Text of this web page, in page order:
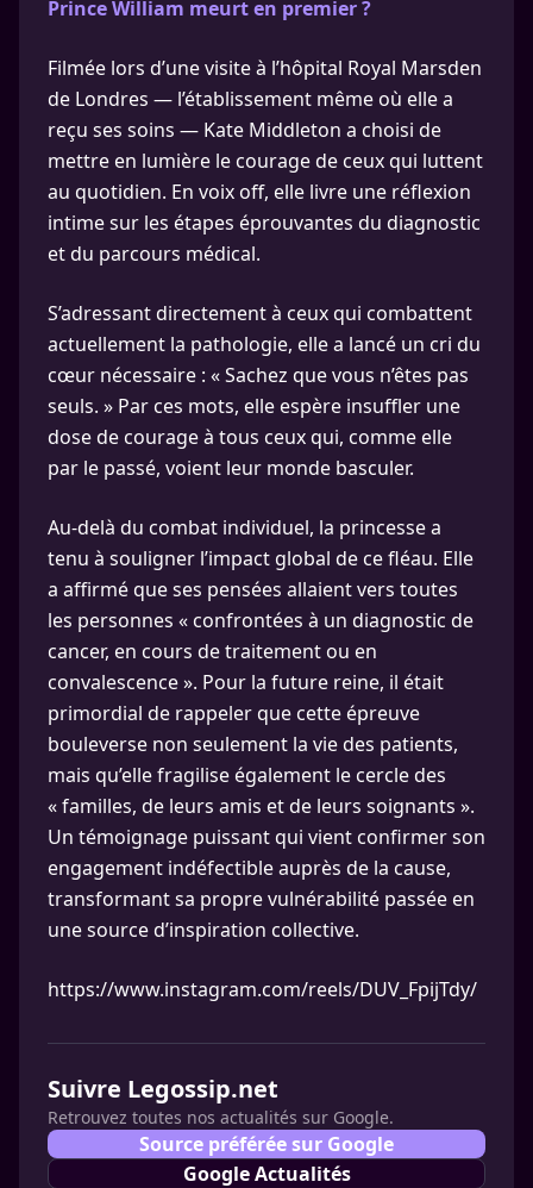
Prince William meurt en premier ?
Filmée lors d’une visite à l’hôpital Royal Marsden
de Londres — l’établissement même où elle a
reçu ses soins — Kate Middleton a choisi de
mettre en lumière le courage de ceux qui luttent
au quotidien. En voix off, elle livre une réflexion
intime sur les étapes éprouvantes du diagnostic
et du parcours médical.
S’adressant directement à ceux qui combattent
actuellement la pathologie, elle a lancé un cri du
cœur nécessaire : « Sachez que vous n’êtes pas
seuls. » Par ces mots, elle espère insuffler une
dose de courage à tous ceux qui, comme elle
par le passé, voient leur monde basculer.
Au-delà du combat individuel, la princesse a
tenu à souligner l’impact global de ce fléau. Elle
a affirmé que ses pensées allaient vers toutes
les personnes « confrontées à un diagnostic de
cancer, en cours de traitement ou en
convalescence ». Pour la future reine, il était
primordial de rappeler que cette épreuve
bouleverse non seulement la vie des patients,
mais qu’elle fragilise également le cercle des
« familles, de leurs amis et de leurs soignants ».
Un témoignage puissant qui vient confirmer son
engagement indéfectible auprès de la cause,
transformant sa propre vulnérabilité passée en
une source d’inspiration collective.
https://www.instagram.com/reels/DUV_FpijTdy/
Suivre Legossip.net
Retrouvez toutes nos actualités sur Google.
Source préférée sur Google
Google Actualités